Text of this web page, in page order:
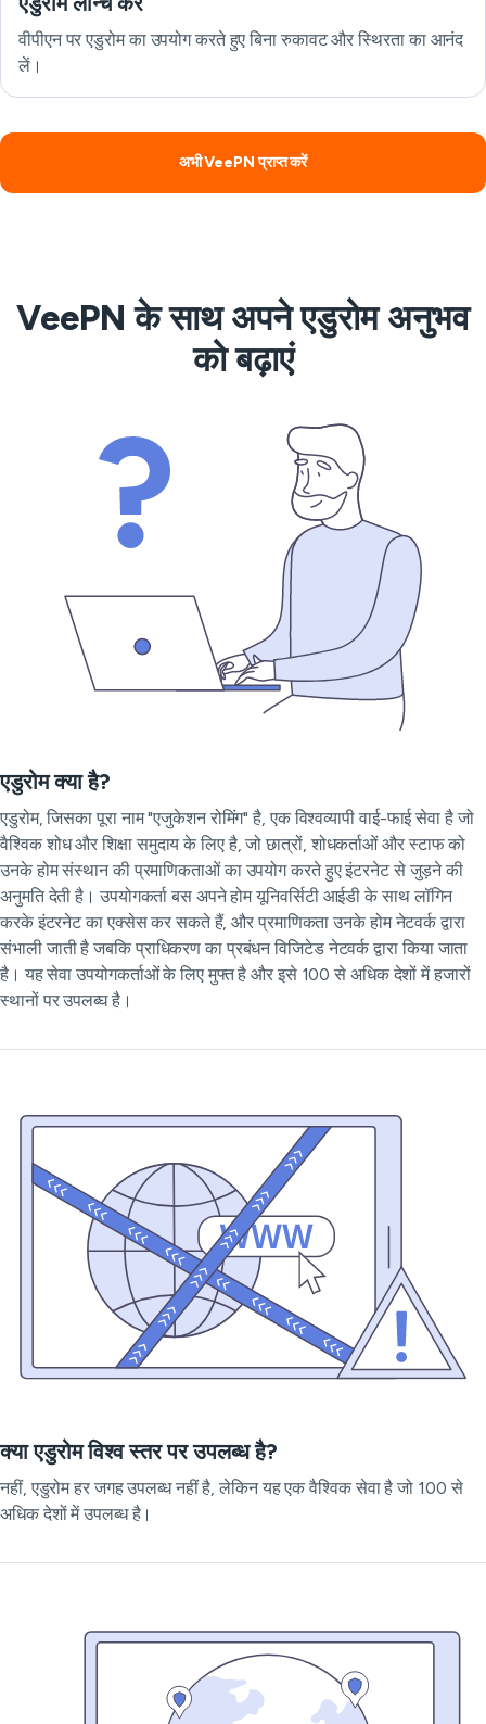
वीपीएन पर एडुरोम का उपयोग करते हुए बिना रुकावट और स्थिरता का आनंद
लें।
अभी VeePN प्राप्त करें
VeePN के साथ अपने एडुरोम अनुभव
को बढ़ाएं
एडुरोम क्या है?
एडुरोम, जिसका पूरा नाम "एजुकेशन रोमिंग" है, एक विश्वव्यापी वाई-फाई सेवा है जो
वैश्विक शोध और शिक्षा समुदाय के लिए है, जो छात्रों, शोधकर्ताओं और स्टाफ को
उनके होम संस्थान की प्रमाणिकताओं का उपयोग करते हुए इंटरनेट से जुड़ने की
अनुमति देती है। उपयोगकर्ता बस अपने होम यूनिवर्सिटी आईडी के साथ लॉगिन
करके इंटरनेट का एक्सेस कर सकते हैं, और प्रमाणिकता उनके होम नेटवर्क द्वारा
संभाली जाती है जबकि प्राधिकरण का प्रबंधन विजिटेड नेटवर्क द्वारा किया जाता
है। यह सेवा उपयोगकर्ताओं के लिए मुफ्त है और इसे 100 से अधिक देशों में हजारों
स्थानों पर उपलब्घ है।
क्या एडुरोम विश्व स्तर पर उपलब्ध है?
नहीं, एडुरोम हर जगह उपलब्ध नहीं है, लेकिन यह एक वैश्विक सेवा है जो 100 से
अधिक देशों में उपलब्ध है।